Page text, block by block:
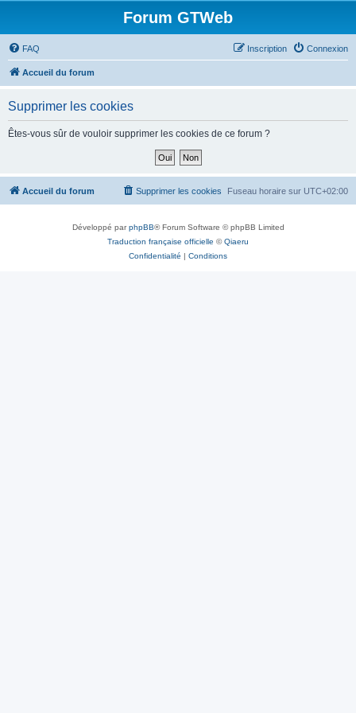
Forum GTWeb
FAQ Connexion
Inscription
Accueil du forum
Supprimer les cookies
Êtes-vous sûr de vouloir supprimer les cookies de ce forum ?
Accueil du forum Fuseau horaire sur UTC+02:00
Supprimer les cookies
Développé parphpBB® Forum Software © phpBB Limited
Traduction française officielle ©Qiaeru
Confidentialité | Conditions